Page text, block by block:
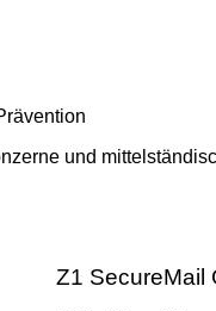
und
Z1 SecureMail